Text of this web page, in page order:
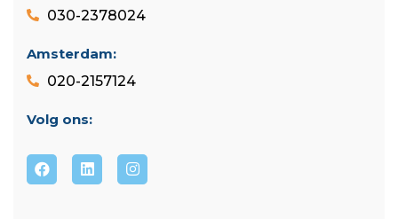
030-2378024
Amsterdam:
020-2157124
Volg ons: